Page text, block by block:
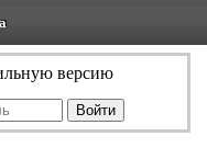
версию